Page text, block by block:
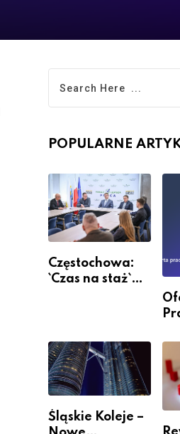
POPULARNE
Częstochowa:
`Czas na staż`
Śląskie Koleje –